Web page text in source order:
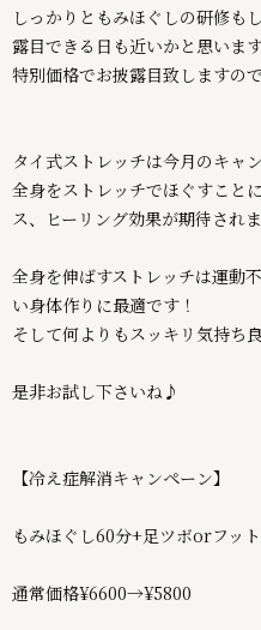
しっかりともみほぐしの研修も
露目できる日も近いかと思いま
特別価格でお披露目致しますの
タイ式ストレッチは今月のキャ
全身をストレッチでほぐすこと
ス、ヒーリング効果が期待され
全身を伸ばすストレッチは運動
い身体作りに最適です！
そして何よりもスッキリ気持ち
是非お試し下さいね♪
【冷え症解消キャンペーン】
もみほぐし60分+足ツボorフッ
通常価格¥6600→¥5800